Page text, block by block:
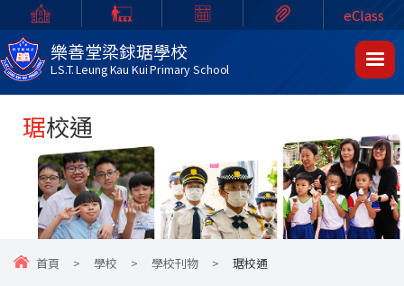
樂善堂梁銶琚學校
L.S.T. Leung Kau Kui Primary School
eClass
琚校通
首頁 > 學校 > 學校刊物 > 琚校通